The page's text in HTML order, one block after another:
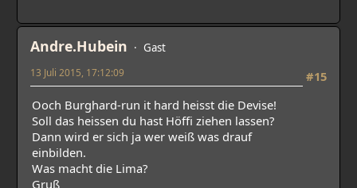
Andre.Hubein Gast
#15
13 Juli 2015, 17:12:09
Ooch Burghard-run it hard heisst die Devise!
Soll das heissen du hast Höffi ziehen lassen?
Dann wird er sich ja wer weiß was drauf
einbilden.
Was macht die Lima?
Gruß